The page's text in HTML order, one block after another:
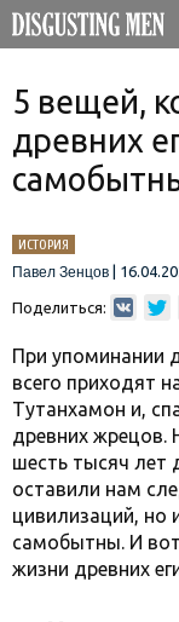
5 вещей,
древних
ИСТОРИЯ
Павел Зенцов
Поделиться:
При упоминании
всего приходят
Тутанхамон и,
древних жрецов.
шесть тысяч лет
оставили нам
цивилизаций, но
самобытны. И
жизни древних